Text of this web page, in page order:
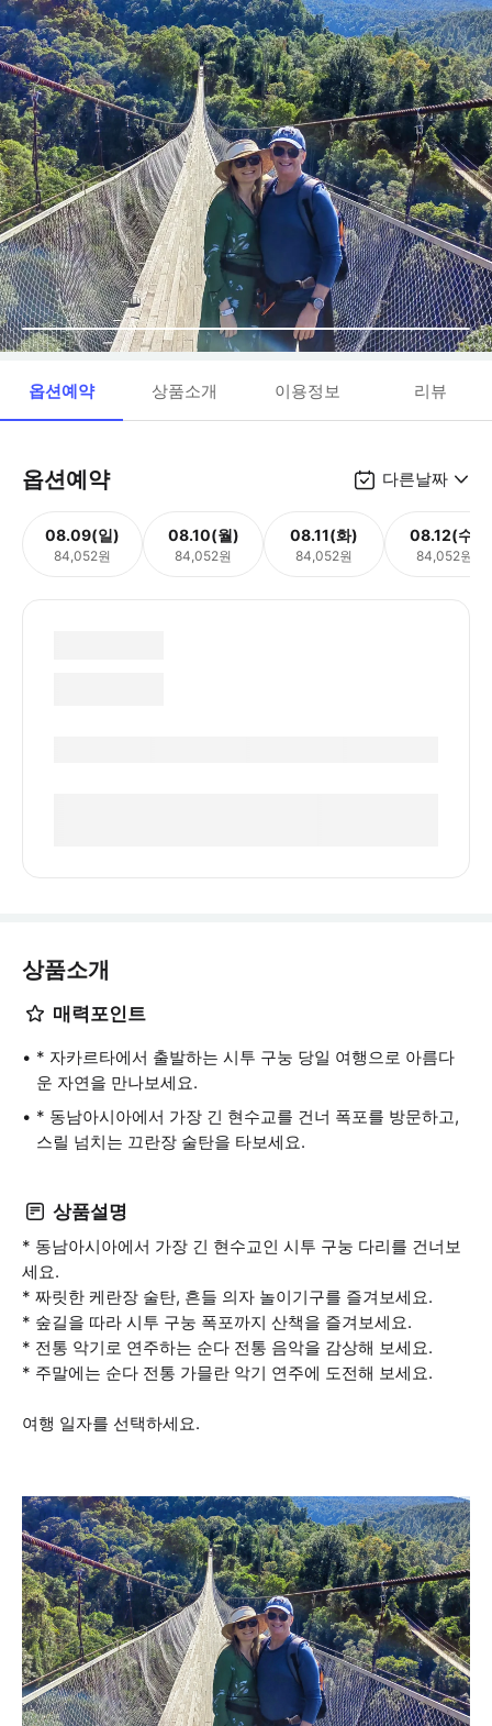
옵션예약 상품소개 이용정보 리뷰
옵션예약 다른날짜
08.09(일)
84,052원
08.10(월)
84,052원
08.11(화)
84,052원
08.12(수)
84,052원
상품소개
매력포인트
* 자카르타에서 출발하는 시투 구눙 당일 여행으로 아름다
운 자연을 만나보세요.
* 동남아시아에서 가장 긴 현수교를 건너 폭포를 방문하고,
스릴 넘치는 끄란장 술탄을 타보세요.
상품설명
* 동남아시아에서 가장 긴 현수교인 시투 구눙 다리를 건너보
세요.
* 짜릿한 케란장 술탄, 흔들 의자 놀이기구를 즐겨보세요.
* 숲길을 따라 시투 구눙 폭포까지 산책을 즐겨보세요.
* 전통 악기로 연주하는 순다 전통 음악을 감상해 보세요.
* 주말에는 순다 전통 가믈란 악기 연주에 도전해 보세요.
여행 일자를 선택하세요.